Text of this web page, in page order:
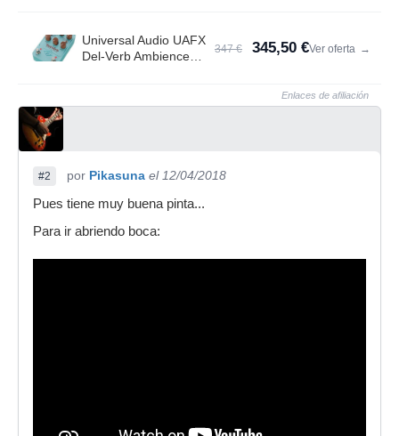
Universal Audio UAFX
Del-Verb Ambience
347 € 345,50 €Ver oferta →
Enlaces de afiliación
#2 por Pikasuna el 12/04/2018
Pues tiene muy buena pinta...
Para ir abriendo boca: